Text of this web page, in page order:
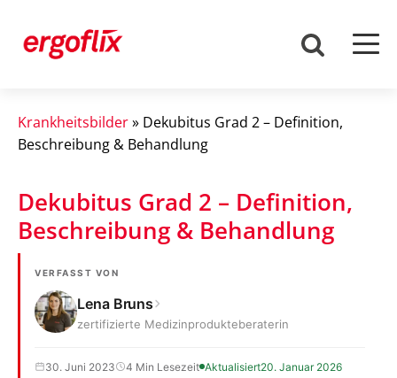
Krankheitsbilder» Dekubitus Grad 2 – Definition,
Beschreibung & Behandlung
Dekubitus Grad 2 – Definition,
Beschreibung & Behandlung
VERFASST VON
Lena Bruns
zertifizierte Medizinprodukteberaterin
30. Juni 2023 4 Min Lesezeit Aktualisiert20. Januar 2026